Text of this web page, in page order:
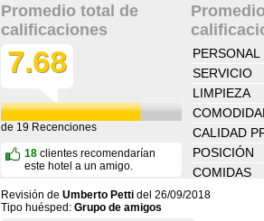
Promedio total de
calificaciones
7.68
de 19 Recenciones
18 clientes recomendarían
este hotel a un amigo.
PERSONAL
SERVICIO
LIMPIEZA
CALIDAD
POSICIÓN
COMIDAS
Revisión de Umberto Petti del 26/09/2018
Tipo huésped: Grupo de amigos